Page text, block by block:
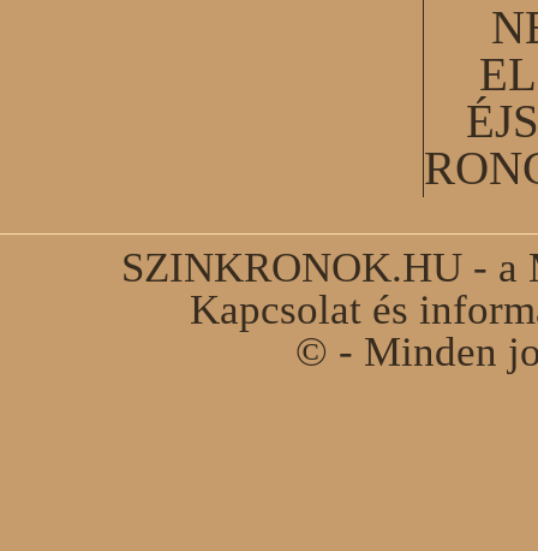
SZINKRONOK.HU - a
Kapcsolat és
© - Minden